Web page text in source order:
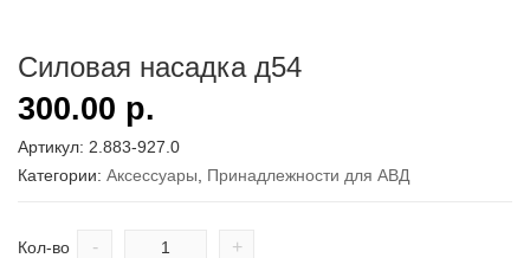
Силовая насадка д54
300.00 р.
Артикул: 2.883-927.0
Категории: Аксесcуары Принадлежности для АВД
Кол-во - +